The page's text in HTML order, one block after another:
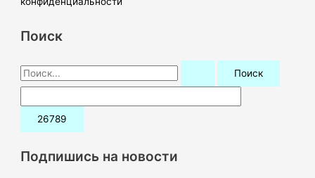
Поиск
П
о
и
:Подпишись на новости